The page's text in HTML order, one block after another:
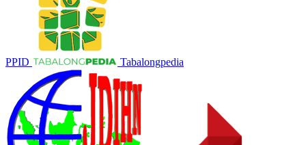
PPID Tabalongpedia